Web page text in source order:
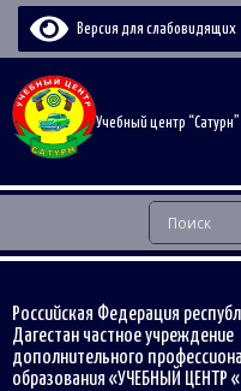
Версия для слабовидящих
Учебный центр “Сатурн”
Российская Федерация
Дагестан частное учреждение
дополнительного
образования «УЧЕБНЫЙ ЦЕНТР